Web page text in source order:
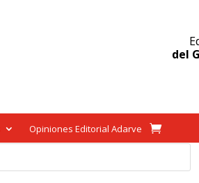
del
Opiniones Editorial Adarve